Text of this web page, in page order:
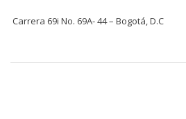
Carrera 69i No. 69A- 44 – Bogotá, D.C